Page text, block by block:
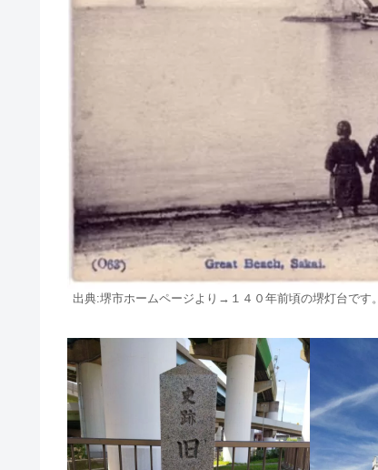
出典:堺市ホームページより→１４０年前頃の堺灯台です。